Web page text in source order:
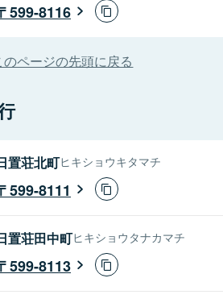
599-8116
のページの先頭に戻る
置荘北町ヒキショウキタマチ
599-8111
置荘田中町ヒキショウタナカマチ
599-8113